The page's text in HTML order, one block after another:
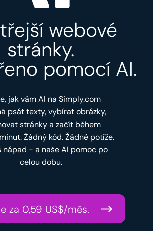
webové
stránky.
pomocí AI.
jak vám AI na Simply.com
psát texty, vybírat obrázky,
stránky a začít během
Žádný kód. Žádné potíže.
nápad - a naše AI pomoc po
celou dobu.
za 0,59 US$/měs.